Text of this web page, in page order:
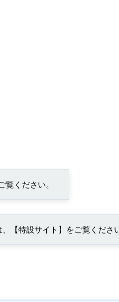
覧ください。
【特設サイト】をご覧くださ